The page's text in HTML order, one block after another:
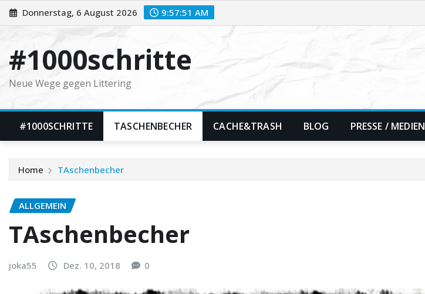
Skip
to
Donnerstag, 6 August 2026 9:57:53 AM
#1000schritte
Neue Wege gegen Littering
#1000SCHRITTE TASCHENBECHER CACHE&TRASH BLOG PRESSE / MEDIEN
Home TAschenbecher
ALLGEMEIN
TAschenbecher
joka55 Dez. 10, 2018 0